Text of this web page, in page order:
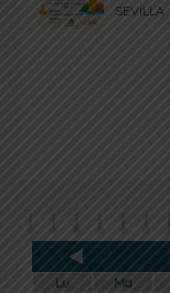
SEVILLA
Lu Ma